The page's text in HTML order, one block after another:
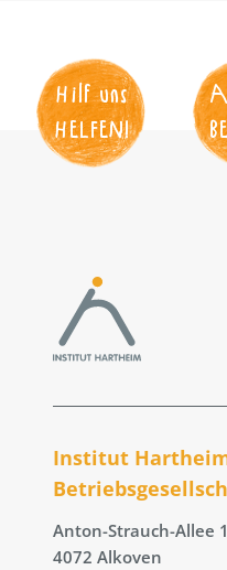
Hilf uns
HELFEN!
Institut
Anton-Strauch-Allee 1
4072 Alkoven